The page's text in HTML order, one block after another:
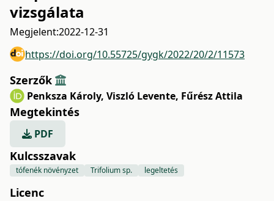
vizsgálata
Megjelent:2022-12-31
https://doi.org/10.55725/gygk/2022/20/2/11573
Szerzők
Penksza Károly, Viszló Levente, Fűrész Attila
Megtekintés
PDF
Kulcsszavak
tófenék növényzet Trifolium sp. legeltetés
Licenc